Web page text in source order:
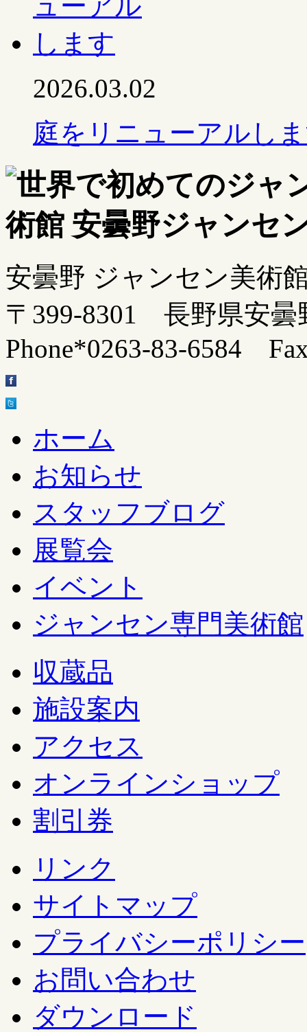
2026.03.02
庭をリニューアルし
安曇野 ジャンセン美術
〒399-8301 長野県安曇
Phone*0263-83-6584
ホーム
お知らせ
スタッフブログ
展覧会
イベント
ジャンセン専門美術館
収蔵品
施設案内
アクセス
オンラインショップ
割引券
リンク
サイトマップ
プライバシーポリシー
お問い合わせ
ダウンロード